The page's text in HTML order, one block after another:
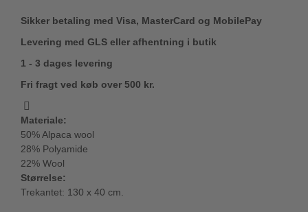
Sikker betaling med Visa, MasterCard og MobilePay
Levering med GLS eller afhentning i butik
1 - 3 dages levering
Fri fragt ved køb over 500 kr.
Materiale:
50% Alpaca wool
28% Polyamide
22% Wool
Størrelse:
Trekantet: 130 x 40 cm.